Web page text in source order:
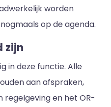
worden
op de agenda.
zijn
in deze functie. Alle
aan afspraken,
en het OR-